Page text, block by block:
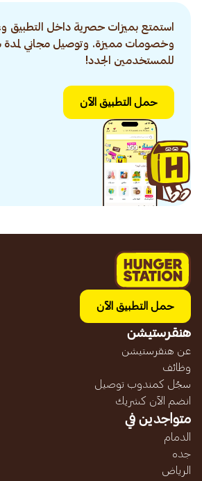
استمتع بميزات حصرية داخل
وخصومات مميزة. وتوصيل مجاني لمدة
للمستخدمين الجدد!
حمل التطبيق الآن
حمل التطبيق الآن
هنقرستيشن
عن هنقرستيشن
وظائف
سجّل كمندوب توصيل
انضم الآن كشريك
متواجدين في
الدمام
جده
الرياض